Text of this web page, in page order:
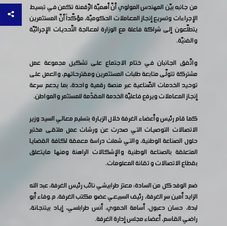
من جانبه بيّن المهندس المولوي أنّ أهميّة الرّقمنة تكمن في تبسيط
الإجراءات وتسريع إنجاز المعاملات الحكوميّة، مؤكّداً أنّ المستثمرين
يتطلّعون إلى شراكة فاعلة مع الوزارة لمعالجة التّحديات الإجرائيّة
والفنيّة.
واتّفق الجانبان في ختام الاجتماع على تشكيل مجموعة عمل
مشتركة تتولّى متابعة طلبات المستثمرين ومقترحاتهم، والعمل على
توحيد الخدمات الصّناعية عبر منصة رقمية واحدة، بما يدعم سرعة
إنجاز المعاملات ويرفع فاعليّة الخدمة المقدٌمة للمستثمر والمواطن.
كما قام رئيس وأعضاء الغرفة خلال الزيارة بتسليم معالي السيد وزير
الاتصالات التوصيات التي صدرت عن ورشات عمل ملتقى مختبر
حلول الصناعة الوطنية، والتي شملت دراسة معمقة لكافة القضايا
المتعلقة بالصناعة الوطنية والإشكالات الراهنة ومنها مايتعلق
بقطاع الاتصالات و تقانة المعلومات.
ضم الوفد كل من السادة: معتز طرابيشي نائب رئيس الغرفة، عبد الله
الزايد أمين سر الغرفة، رئيف السبيعي عضو مكتب الغرفة، م.وفاء أبو
لبدة، حسان دعبول، أسامة الحموي، أنس طرابلسي، إياد بيتنجانة،
راضي القاسم، أعضاء مجلس إدارة الغرفة.